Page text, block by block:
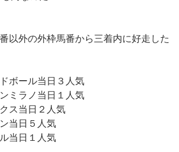
以外の外枠馬番から三着内に好走した
ボール当日３人気
ミラノ当日１人気
ス当日２人気
当日５人気
当日１人気